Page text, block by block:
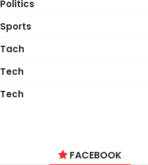
Politics
Sports
Tach
Tech
Tech
FACEBOOK